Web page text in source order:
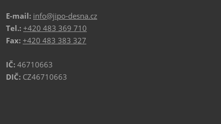
E-mail: info@jipo-desna.cz
Tel.: +420 483 369 710
Fax: +420 483 383 327
IČ: 46710663
DIČ: CZ46710663